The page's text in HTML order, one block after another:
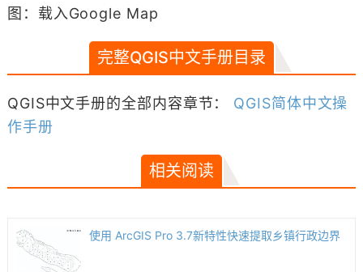
图：载入Google Map
完整QGIS中文手册目录
QGIS中文手册的全部内容章节： QGIS简体中文操
作手册
相关阅读
使用 ArcGIS Pro 3.7新特性快速提取乡镇行政边界